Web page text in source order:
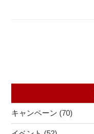
一
歩
＠
ビ
ー
シ
キャンペーン (70)